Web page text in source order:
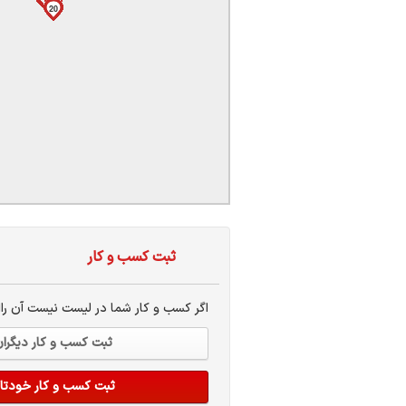
1
2
3
4
5
6
7
8
9
10
11
12
13
14
15
16
17
18
19
20
ثبت کسب و کار
اگر کسب و کار شما در لیست نیست آن
ثبت کسب و کار
ثبت کسب و کار